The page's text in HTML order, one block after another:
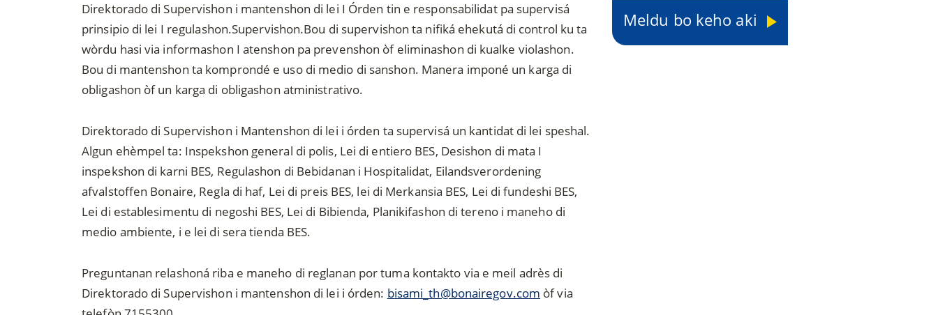
Direktorado di Supervishon i mantenshon di lei I Órden tin e responsabilidat pa supervisá
prinsipio di lei I regulashon.Supervishon.Bou di supervishon ta nifiká ehekutá di control ku ta
wòrdu hasi via informashon I atenshon pa prevenshon òf eliminashon di kualke violashon.
Bou di mantenshon ta komprondé e uso di medio di sanshon. Manera imponé un karga di
obligashon òf un karga di obligashon atministrativo.
Direktorado di Supervishon i Mantenshon di lei i órden ta supervisá un kantidat di lei speshal.
Algun ehèmpel ta: Inspekshon general di polis, Lei di entiero BES, Desishon di mata I
inspekshon di karni BES, Regulashon di Bebidanan i Hospitalidat, Eilandsverordening
afvalstoffen Bonaire, Regla di haf, Lei di preis BES, lei di Merkansia BES, Lei di fundeshi BES,
Lei di establesimentu di negoshi BES, Lei di Bibienda, Planikifashon di tereno i maneho di
medio ambiente, i e lei di sera tienda BES.
Preguntanan relashoná riba e maneho di reglanan por tuma kontakto via e meil adrès di
Direktorado di Supervishon i mantenshon di lei i órden: bisami_th@bonairegov.com òf via
Meldu bo keho aki